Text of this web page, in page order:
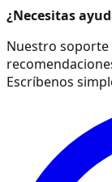
¿Necesitas
Nuestro soporte
Escríbenos